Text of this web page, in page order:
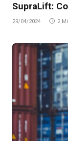
SupraLift:
29/04/2024 2